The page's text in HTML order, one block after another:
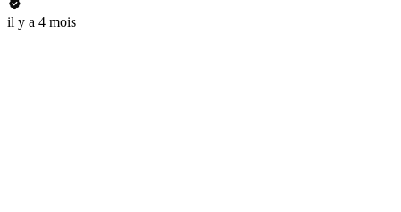
il y a 4 mois